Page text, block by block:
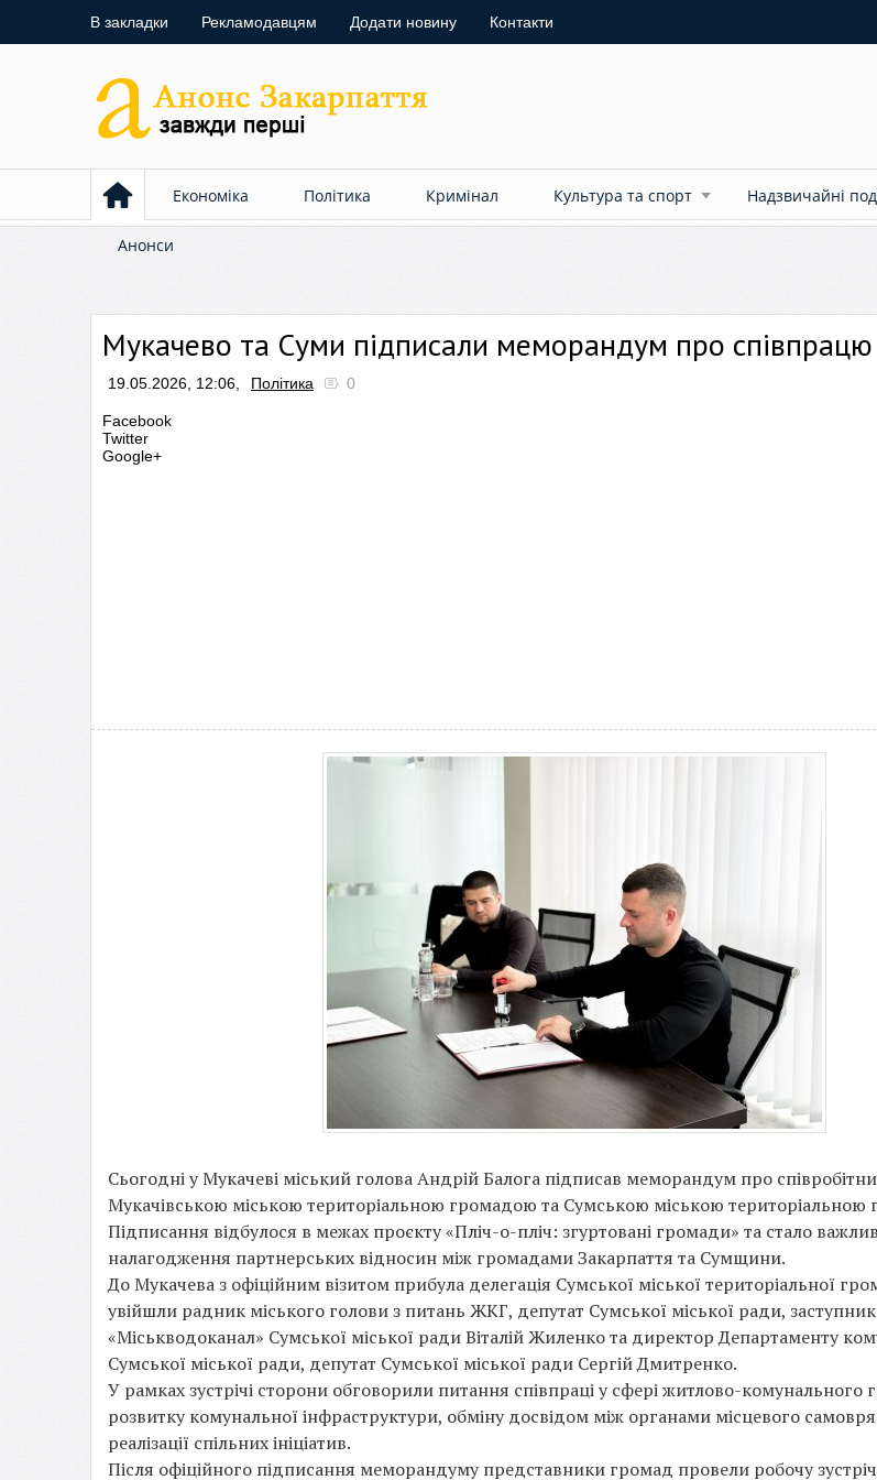
В закладки Рекламодавцям Додати новину Контакти
Економіка Політика Кримінал Культура та спорт Надзвичайні
Анонси
Мукачево та Суми підписали меморандум про
19.05.2026, 12:06, Політика 0
Facebook
Twitter
Google+
Сьогодні у Мукачеві міський голова Андрій Балога підписав меморандум про
Мукачівською міською територіальною громадою та Сумською міською територіальною
Підписання відбулося в межах проєкту «Пліч-о-пліч: згуртовані громади» та стало
налагодження партнерських відносин між громадами Закарпаття та Сумщини.
До Мукачева з офіційним візитом прибула делегація Сумської міської територіальної
увійшли радник міського голови з питань ЖКГ, депутат Сумської міської ради,
«Міськводоканал» Сумської міської ради Віталій Жиленко та директор Департаменту
Сумської міської ради, депутат Сумської міської ради Сергій Дмитренко.
У рамках зустрічі сторони обговорили питання співпраці у сфері житлово-комунального
розвитку комунальної інфраструктури, обміну досвідом між органами місцевого
реалізації спільних ініціатив.
Після офіційного підписання меморандуму представники громад провели робочу